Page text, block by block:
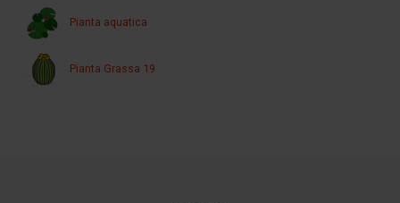
Pianta aquatica
Pianta Grassa 19